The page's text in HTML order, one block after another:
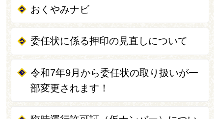
おくやみナビ
委任状に係る押印の見直しについて
令和7年9月から委任状の取り扱いが一
部変更されます！